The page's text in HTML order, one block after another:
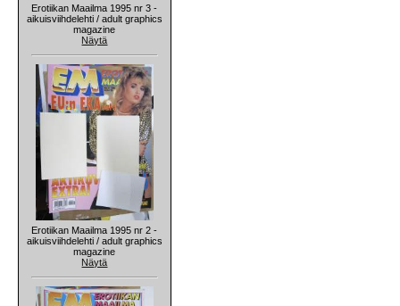
Erotiikan Maailma 1995 nr 3 -
aikuisviihdelehti / adult graphics
magazine
Näytä
Erotiikan Maailma 1995 nr 2 -
aikuisviihdelehti / adult graphics
magazine
Näytä